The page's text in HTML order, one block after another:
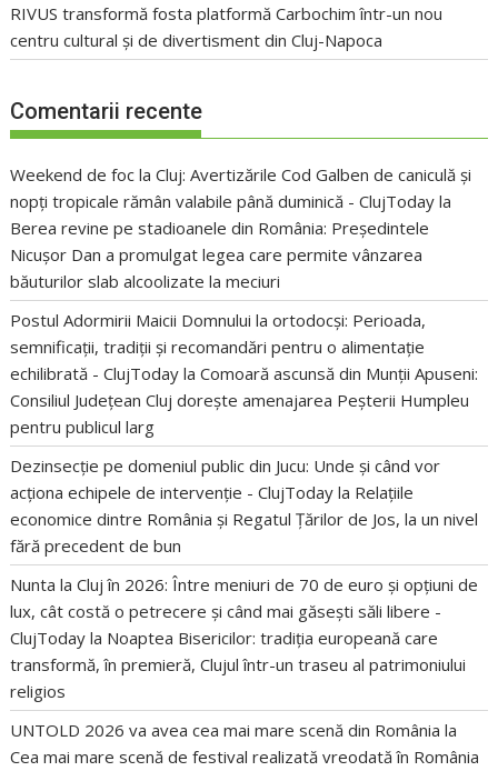
RIVUS transformă fosta platformă Carbochim într-un nou
centru cultural și de divertisment din Cluj-Napoca
Comentarii recente
Weekend de foc la Cluj: Avertizările Cod Galben de caniculă și
nopți tropicale rămân valabile până duminică - ClujToday la
Berea revine pe stadioanele din România: Președintele
Nicușor Dan a promulgat legea care permite vânzarea
băuturilor slab alcoolizate la meciuri
Postul Adormirii Maicii Domnului la ortodocși: Perioada,
semnificații, tradiții și recomandări pentru o alimentație
echilibrată - ClujToday laComoară ascunsă din Munții Apuseni:
Consiliul Județean Cluj dorește amenajarea Peșterii Humpleu
pentru publicul larg
Dezinsecție pe domeniul public din Jucu: Unde și când vor
acționa echipele de intervenție - ClujToday la Relațiile
economice dintre România și Regatul Țărilor de Jos, la un nivel
fără precedent de bun
Nunta la Cluj în 2026: Între meniuri de 70 de euro și opțiuni de
lux, cât costă o petrecere și când mai găsești săli libere -
ClujToday la Noaptea Bisericilor: tradiția europeană care
transformă, în premieră, Clujul într-un traseu al patrimoniului
religios
UNTOLD 2026 va avea cea mai mare scenă din România la
Cea mai mare scenă de festival realizată vreodată în România